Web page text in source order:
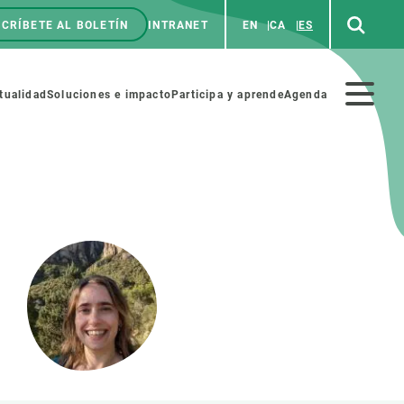
AL BOLETÍN INTRANET EN CA ES
Soluciones e impacto Participa y aprendeAgenda
Recursos Humanos
académicas